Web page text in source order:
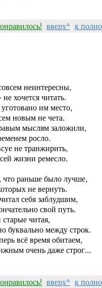
вверх^ к
неинтересны,
хочется читать.
им место,
новым не чета.
мыслям заложили,
росло.
не транжирить,
жизни ремесло.
что раньше было лучше,
не вернуть.
себя заблудшим,
свой путь.
читая,
буквально между строк.
всё время обитаем,
очень даже строг...
вверх^ к